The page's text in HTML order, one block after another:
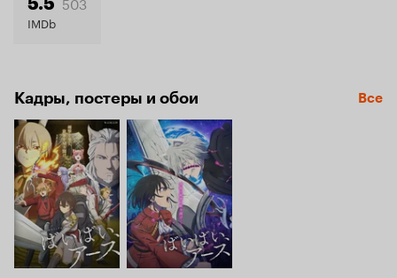
IMDb
Кадры, постеры и обои Все